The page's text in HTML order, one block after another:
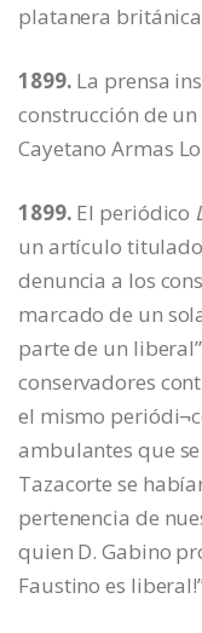
platanera
1899. La prensa
construcción de
Cayetano Armas
1899. El periódico
un artículo titulado
denuncia a los
marcado de un
parte de un
conservadores
el mismo
ambulantes que
Tazacorte se
pertenencia de
quien D. Gabino
Faustino es